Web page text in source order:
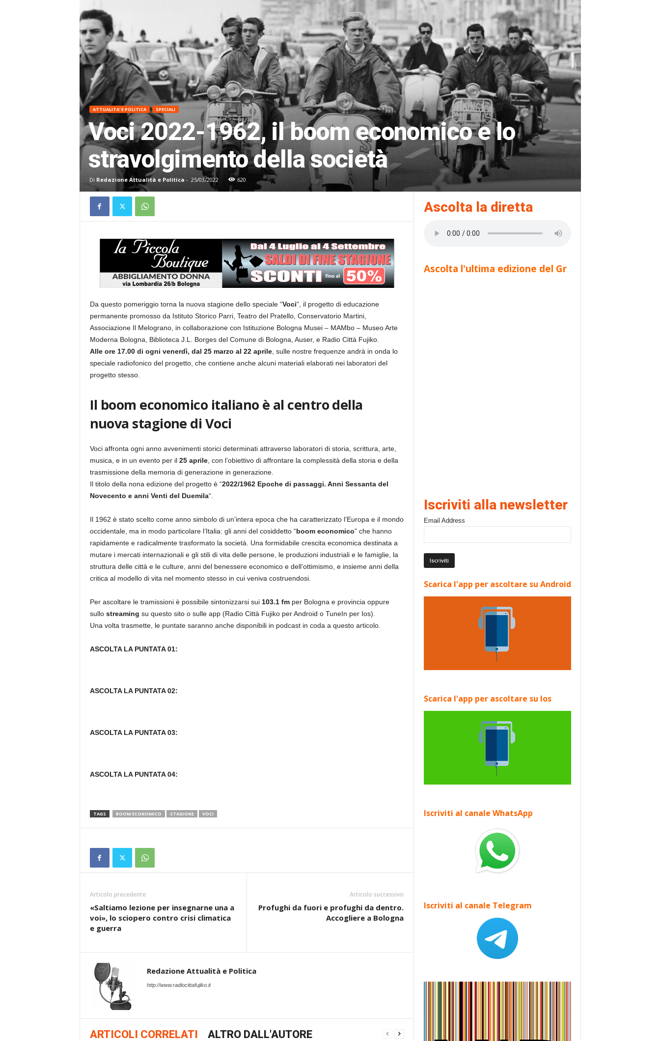
ATTUALITA' E POLITICA SPECIALI
Voci 2022-1962, il boom economico e lo
stravolgimento della società
Di Redazione Attualità e Politica - 25/03/2022 620
Da questo pomeriggio torna la nuova stagione dello speciale “Voci“, il progetto di educazione
permanente promosso da Istituto Storico Parri, Teatro del Pratello, Conservatorio Martini,
Associazione Il Melograno, in collaborazione con Istituzione Bologna Musei – MAMbo – Museo Arte
Moderna Bologna, Biblioteca J.L. Borges del Comune di Bologna, Auser, e Radio Città Fujiko.
Alle ore 17.00 di ogni venerdì, dal 25 marzo al 22 aprile, sulle nostre frequenze andrà in onda lo
speciale radiofonico del progetto, che contiene anche alcuni materiali elaborati nei laboratori del
progetto stesso.
Il boom economico italiano è al centro della
nuova stagione di Voci
Voci affronta ogni anno avvenimenti storici determinati attraverso laboratori di storia, scrittura, arte,
musica, e in un evento per il 25 aprile, con l’obiettivo di affrontare la complessità della storia e della
trasmissione della memoria di generazione in generazione.
Il titolo della nona edizione del progetto è “2022/1962 Epoche di passaggi. Anni Sessanta del
Novecento e anni Venti del Duemila“.
Il 1962 è stato scelto come anno simbolo di un’intera epoca che ha caratterizzato l’Europa e il mondo
occidentale, ma in modo particolare l’Italia: gli anni del cosiddetto “boom economico” che hanno
rapidamente e radicalmente trasformato la società. Una formidabile crescita economica destinata a
mutare i mercati internazionali e gli stili di vita delle persone, le produzioni industriali e le famiglie, la
struttura delle città e le culture, anni del benessere economico e dell’ottimismo, e insieme anni della
critica al modello di vita nel momento stesso in cui veniva costruendosi.
Per ascoltare le tramissioni è possibile sintonizzarsi sui 103.1 fmper Bologna e provincia oppure
sullo streaming su questo sito o sulle app (Radio Città Fujiko per Android o TuneIn per Ios).
Una volta trasmette, le puntate saranno anche disponibili in podcast in coda a questo articolo.
ASCOLTA LA PUNTATA 01:
ASCOLTA LA PUNTATA 02:
ASCOLTA LA PUNTATA 03:
ASCOLTA LA PUNTATA 04:
TAGS BOOM ECONOMICO STAGIONE VOCI
Articolo precedente
«Saltiamo lezione per insegnarne una a
voi», lo sciopero contro crisi climatica
e guerra
Articolo successivo
Profughi da fuori e profughi da dentro.
Accogliere a Bologna
Redazione Attualità e Politica
http://www.radiocittafujiko.it
ARTICOLI CORRELATI ALTRO DALL'AUTORE
Ascolta la diretta
Ascolta l'ultima edizione del Gr
Iscriviti alla newsletter
Email Address
Scarica l'app per ascoltare su Android
Scarica l'app per ascoltare su Ios
Iscriviti al canale WhatsApp
Iscriviti al canale Telegram